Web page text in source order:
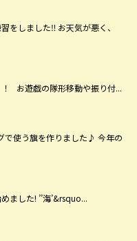
しました‼ お天気が悪く、
お遊戯の隊形移動や振り付...
使う旗を作りました♪ 今年の
した! ’’海’&rsquo...